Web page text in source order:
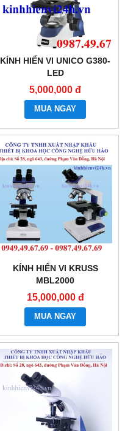
KÍNH HIỂN VI UNICO G380-
LED
5,000,000 đ
MUA NGAY
KÍNH HIỂN VI KRUSS
MBL2000
15,000,000 đ
MUA NGAY